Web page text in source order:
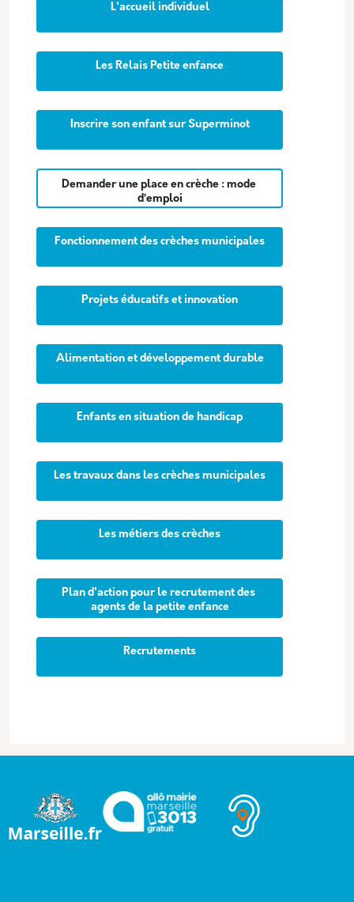
L'accueil individuel
Les Relais Petite enfance
Inscrire son enfant sur Superminot
Demander une place en crèche : mode
d’emploi
Fonctionnement des crèches municipales
Projets éducatifs et innovation
Alimentation et développement durable
Enfants en situation de handicap
Les travaux dans les crèches municipales
Les métiers des crèches
Plan d'action pour le recrutement des
agents de la petite enfance
Recrutements